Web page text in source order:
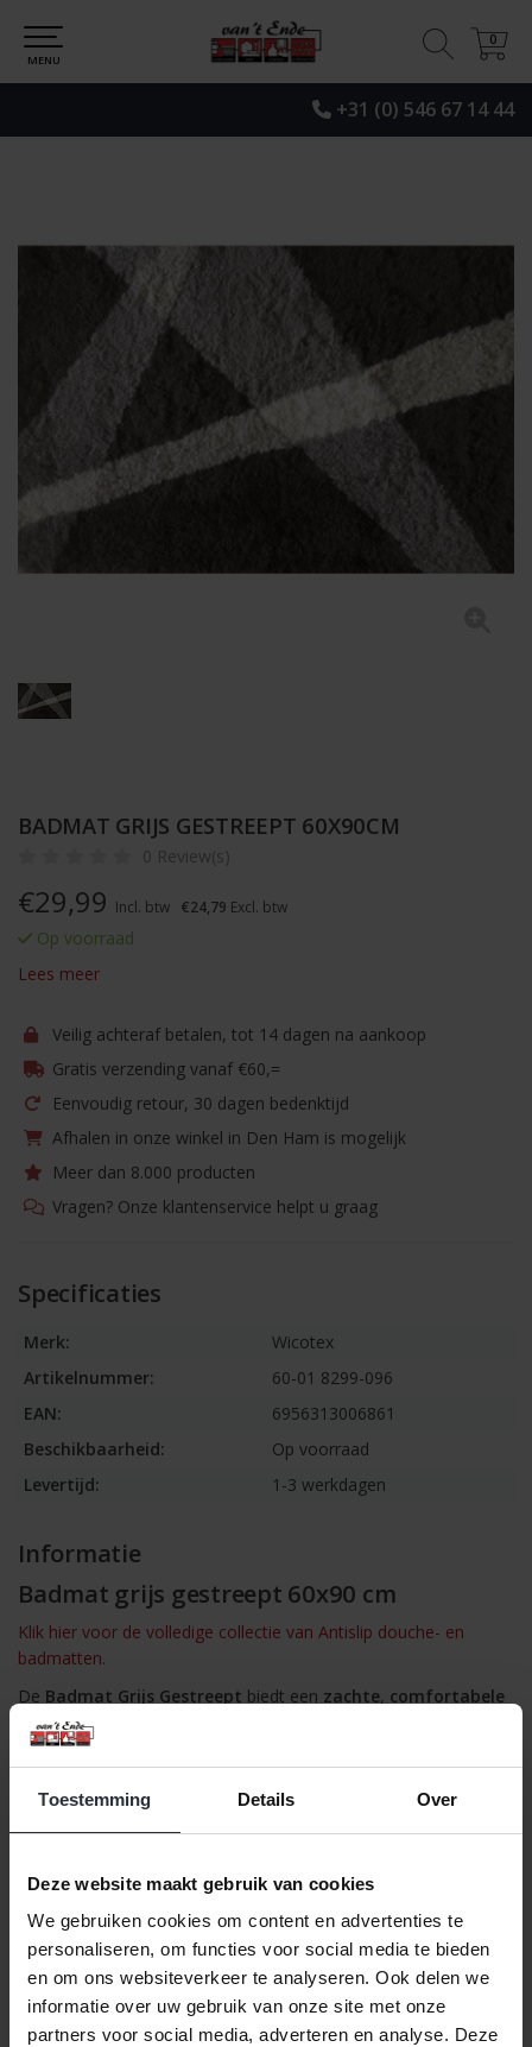
Toestemming Details Over
Deze website maakt gebruik van cookies
We gebruiken cookies om content en advertenties te
personaliseren, om functies voor social media te bieden
en om ons websiteverkeer te analyseren. Ook delen we
informatie over uw gebruik van onze site met onze
partners voor social media, adverteren en analyse. Deze
+31 (0) 546 67 14 44
0
0
MENU
BADMAT GRIJS GESTREEPT 60X90CM
0 Review(s)
€29,99 Incl. btw €24,79 Excl. btw
Op voorraad
Lees meer
Veilig achteraf betalen, tot 14 dagen na aankoop
Gratis verzending vanaf €60,=
Eenvoudig retour, 30 dagen bedenktijd
Afhalen in onze winkel in Den Ham is mogelijk
Meer dan 8.000 producten
Vragen? Onze klantenservice helpt u graag
Specificaties
Merk:
Wicotex
Artikelnummer:
60-01 8299-096
EAN:
6956313006861
Beschikbaarheid:
Op voorraad
Levertijd:
1-3 werkdagen
Informatie
Badmat grijs gestreept 60x90 cm
Klik hier voor de volledige collectie van Antislip douche- en
badmatten.
De Badmat Grijs Gestreept biedt een zachte, comfortabele
enstijlvolle
polyester
terwijl deantislip onderzijdezorgt voor stabiliteit en veiligheid,
zelfs in natte omstandigheden.
Met eenpoolhoogte van 25 mmbiedt deze mat zowel
voegt een verfijnde uitstraling toe aan uw badkamer, terwijl de
matmachinewasbaar op 40 graden is, wat het onderhoud
makkelijk maakt.
Productkenmerken:
✔Materiaal:Acryl met antislip onderzijde
✔Poolhoogte: 25 mm